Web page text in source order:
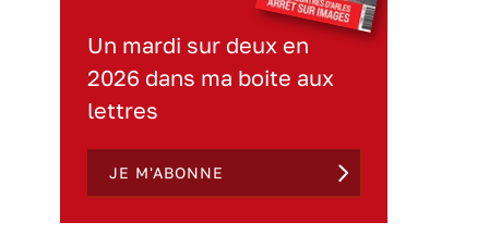
Un mardi sur deux en
2026 dans ma boite aux
lettres
JE M'ABONNE